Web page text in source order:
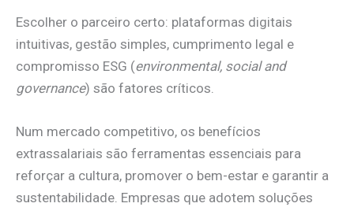
Escolher o parceiro certo: plataformas digitais
intuitivas, gestão simples, cumprimento legal e
compromisso ESG (environmental, social and
governance) são fatores críticos.
Num mercado competitivo, os benefícios
extrassalariais são ferramentas essenciais para
reforçar a cultura, promover o bem-estar e garantir a
sustentabilidade. Empresas que adotem soluções